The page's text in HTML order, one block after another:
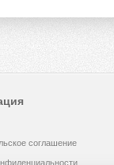
CDU
соглашение